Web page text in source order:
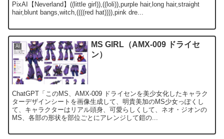
PixAI【Neverland】((little girl)),((loli)),purple hair,long hair,straight
hair,blunt bangs,witch,((((red hat)))),pink dre...
AI
MS GIRL（AMX-009 ドライセ
ン）
ChatGPT「このMS、AMX-009 ドライセンを美少女化したキャラク
ターデザインシートを画像生成して、明貴美加のMS少女っぽくし
て、キャラクターはリアル頭身、可愛らしくして、ネオ・ジオンの
MS、各部の形状を部位ごとにアレンジして鎧の...